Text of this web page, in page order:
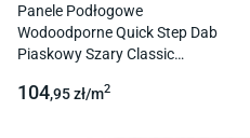
Panele Podłogowe
Wodoodporne Quick Step Dab
Piaskowy Szary Classic
104,95zł/m2